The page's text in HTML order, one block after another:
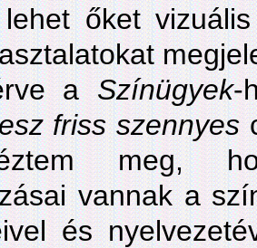
őket
aSzínügyek-
friss szennyes
meg,
vannak a
és